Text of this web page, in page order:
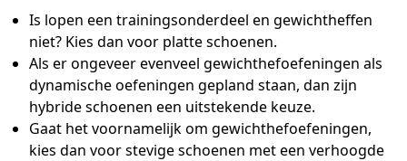
Is lopen een trainingsonderdeel en gewichtheffen
niet? Kies dan voor platte schoenen.
Als er ongeveer evenveel gewichthefoefeningen als
dynamische oefeningen gepland staan, dan zijn
hybride schoenen een uitstekende keuze.
Gaat het voornamelijk om gewichthefoefeningen,
kies dan voor stevige schoenen met een verhoogde